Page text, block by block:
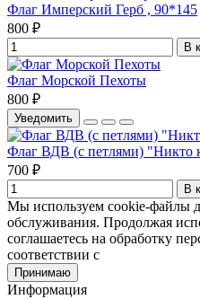
Флаг Имперский Герб , 90*145
800 ₽
В
Флаг Морской Пехоты
800 ₽
Уведомить
Флаг ВДВ (с петлями) "Никто
700 ₽
В
Мы используем cookie-файлы
обслуживания. Продолжая
соглашаетесь на обработку
соответствии с
Принимаю
Информация